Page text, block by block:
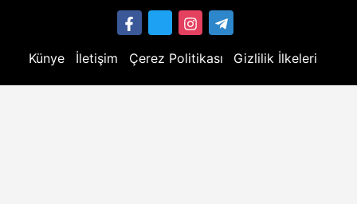
Künye İletişim Çerez Politikası Gizlilik İlkeleri